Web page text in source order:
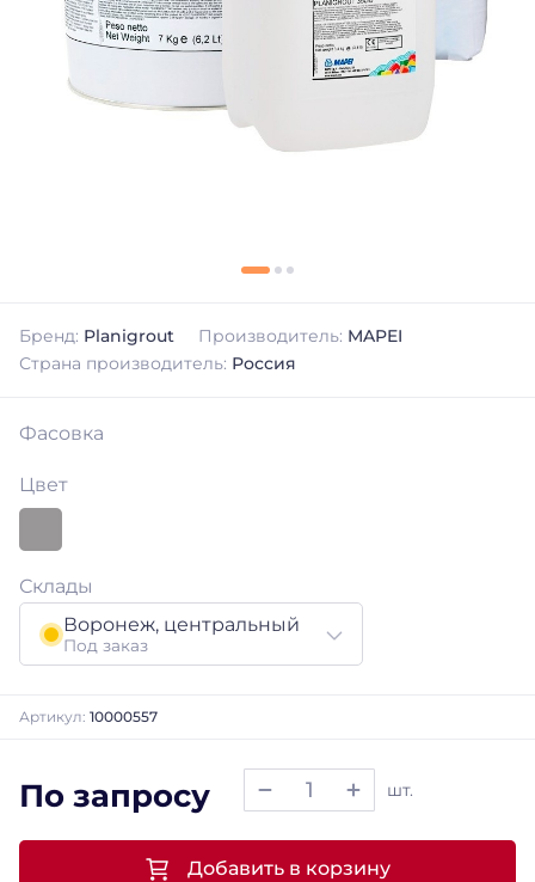
Бренд: Planigrout Производитель: MAPEI
Страна производитель: Россия
Фасовка
Цвет
Склады
Воронеж, центральный
Под заказ
Артикул: 10000557
По запросу шт.
Добавить в корзину